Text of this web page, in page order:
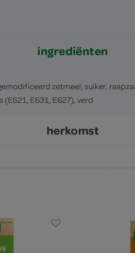
ingrediënten
zetmeel, suiker,
(E621, E631, E627), verd
herkomst